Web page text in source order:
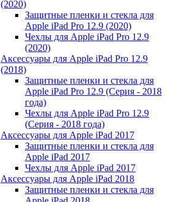
(2020)
Защитные пленки и стекла для
Apple iPad Pro 12.9 (2020)
Чехлы для Apple iPad Pro 12.9
(2020)
Аксессуары для Apple iPad Pro 12.9
(2018)
Защитные пленки и стекла для
Apple iPad Pro 12.9 (Серия - 2018
года)
Чехлы для Apple iPad Pro 12.9
(Серия - 2018 года)
Аксессуары для Apple iPad 2017
Защитные пленки и стекла для
Apple iPad 2017
Чехлы для Apple iPad 2017
Аксессуары для Apple iPad 2018
Защитные пленки и стекла для